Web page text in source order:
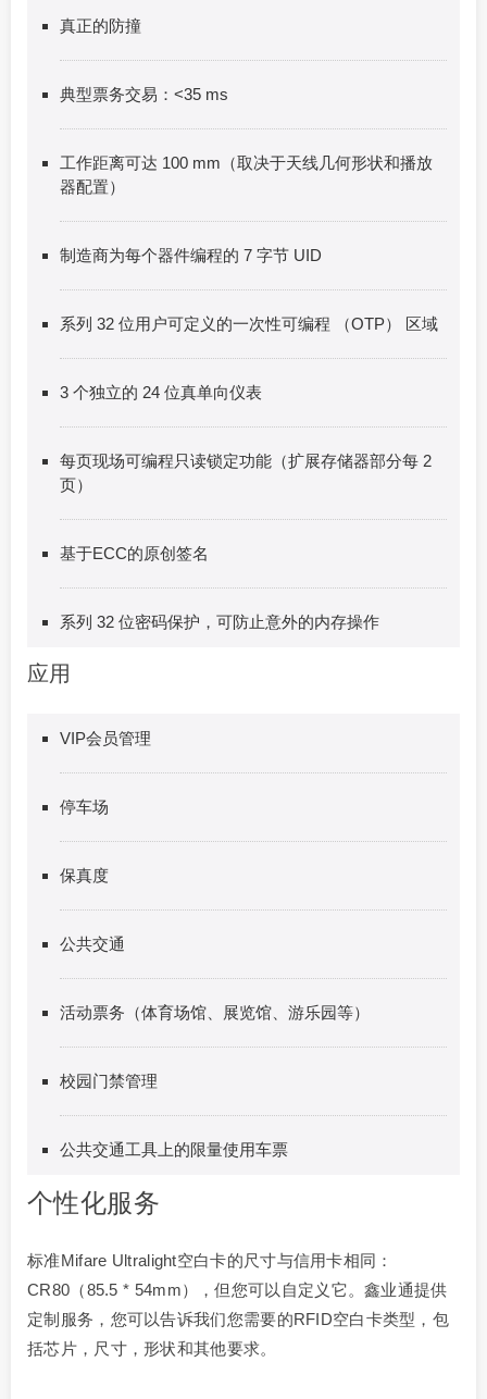
真正的防撞
典型票务交易：<35 ms
工作距离可达 100 mm（取决于天线几何形状和播放
器配置）
制造商为每个器件编程的 7 字节 UID
系列 32 位用户可定义的一次性可编程 （OTP） 区域
3 个独立的 24 位真单向仪表
每页现场可编程只读锁定功能（扩展存储器部分每 2
页）
基于ECC的原创签名
系列 32 位密码保护，可防止意外的内存操作
应用
VIP会员管理
停车场
保真度
公共交通
活动票务（体育场馆、展览馆、游乐园等）
校园门禁管理
公共交通工具上的限量使用车票
个性化服务
标准Mifare Ultralight空白卡的尺寸与信用卡相同：
CR80（85.5 * 54mm），但您可以自定义它。鑫业通提供
定制服务，您可以告诉我们您需要的RFID空白卡类型，包
括芯片，尺寸，形状和其他要求。